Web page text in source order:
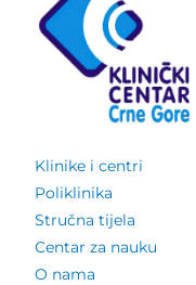
Klinike i centri
Poliklinika
Stručna tijela
Centar za nauku
O nama